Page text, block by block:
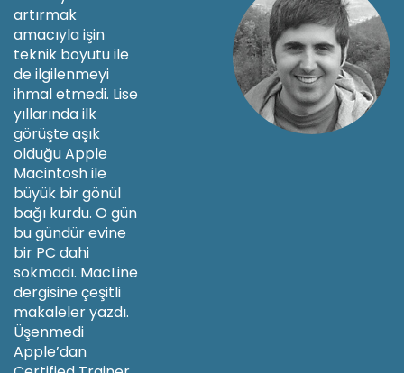
artırmak
amacıyla işin
teknik boyutu ile
de ilgilenmeyi
ihmal etmedi. Lise
yıllarında ilk
görüşte aşık
olduğu Apple
Macintosh ile
büyük bir gönül
bağı kurdu. O gün
bu gündür evine
bir PC dahi
sokmadı. MacLine
dergisine çeşitli
makaleler yazdı.
Üşenmedi
Apple’dan